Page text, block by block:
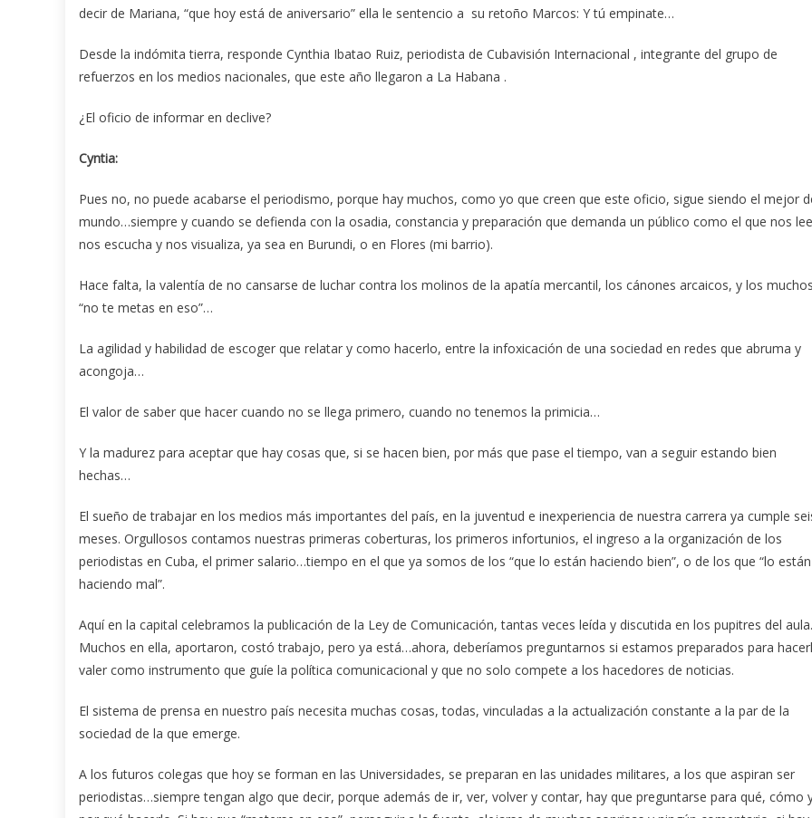
decir de Mariana, “que hoy está de aniversario” ella le sentencio a su retoño Marcos: Y tú empinate…
Desde la indómita tierra, responde Cynthia Ibatao Ruiz, periodista de Cubavisión Internacional , integrante del grupo de
refuerzos en los medios nacionales, que este año llegaron a La Habana .
¿El oficio de informar en declive?
Cyntia:
Pues no, no puede acabarse el periodismo, porque hay muchos, como yo que creen que este oficio, sigue siendo el mejor
mundo…siempre y cuando se defienda con la osadia, constancia y preparación que demanda un público como el que nos
nos escucha y nos visualiza, ya sea en Burundi, o en Flores (mi barrio).
Hace falta, la valentía de no cansarse de luchar contra los molinos de la apatía mercantil, los cánones arcaicos, y los
“no te metas en eso”…
La agilidad y habilidad de escoger que relatar y como hacerlo, entre la infoxicación de una sociedad en redes que abruma y
acongoja…
El valor de saber que hacer cuando no se llega primero, cuando no tenemos la primicia…
Y la madurez para aceptar que hay cosas que, si se hacen bien, por más que pase el tiempo, van a seguir estando bien
hechas…
El sueño de trabajar en los medios más importantes del país, en la juventud e inexperiencia de nuestra carrera ya cumple
meses. Orgullosos contamos nuestras primeras coberturas, los primeros infortunios, el ingreso a la organización de los
periodistas en Cuba, el primer salario…tiempo en el que ya somos de los “que lo están haciendo bien”, o de los que “lo están
haciendo mal”.
Aquí en la capital celebramos la publicación de la Ley de Comunicación, tantas veces leída y discutida en los pupitres del aula.
Muchos en ella, aportaron, costó trabajo, pero ya está…ahora, deberíamos preguntarnos si estamos preparados para
valer como instrumento que guíe la política comunicacional y que no solo compete a los hacedores de noticias.
El sistema de prensa en nuestro país necesita muchas cosas, todas, vinculadas a la actualización constante a la par de la
sociedad de la que emerge.
A los futuros colegas que hoy se forman en las Universidades, se preparan en las unidades militares, a los que aspiran ser
periodistas…siempre tengan algo que decir, porque además de ir, ver, volver y contar, hay que preguntarse para qué, cómo